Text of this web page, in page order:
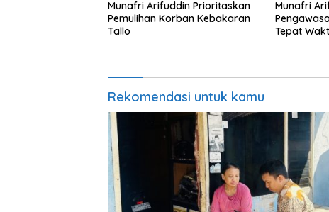
Munafri Arifuddin Prioritaskan
Pemulihan Korban Kebakaran
Tallo
Munafri
Tepat
Rekomendasi untuk kamu